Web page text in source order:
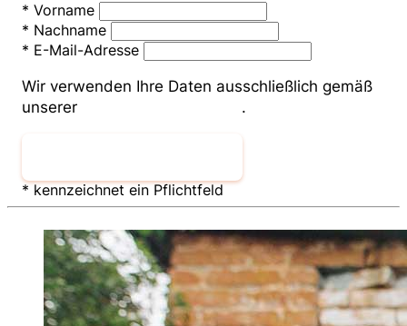
* Vorname
* Nachname
* E-Mail-Adresse
Wir verwenden Ihre Daten ausschließlich gemäß
unserer
.
* kennzeichnet ein Pflichtfeld